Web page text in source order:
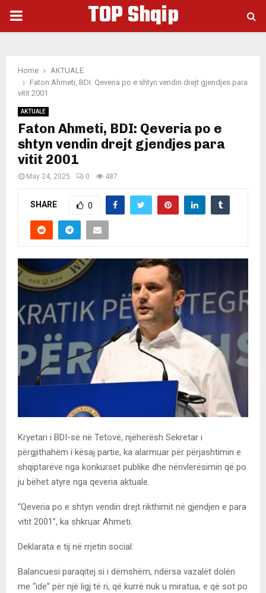
PRIMARY
TOP Shqip
Home
AKTUALE
Faton Ahmeti, BDI: Qeveria po e shtyn vendin drejt gjendjes para
vitit 2001
AKTUALE
Faton Ahmeti, BDI: Qeveria po e
shtyn vendin drejt gjendjes para
vitit 2001
May 24, 2025 0 487
SHARE 0
Kryetari i BDI-së në Tetovë, njëherësh Sekretar i
përgjithahëm i kësaj partie, ka alarmuar për përjashtimin e
shqiptarëve nga konkurset publike dhe nënvlerësimin që po
ju bëhet atyre nga qeveria aktuale.
“Qeveria po e shtyn vendin drejt rikthimit në gjendjen e para
vitit 2001”, ka shkruar Ahmeti.
Deklarata e tij në rrjetin social:
Balancuesi paraqitej si i dëmshëm, ndërsa vazalët dolën
me “ide” për një ligj të ri, që kurrë nuk u miratua, e që sot po